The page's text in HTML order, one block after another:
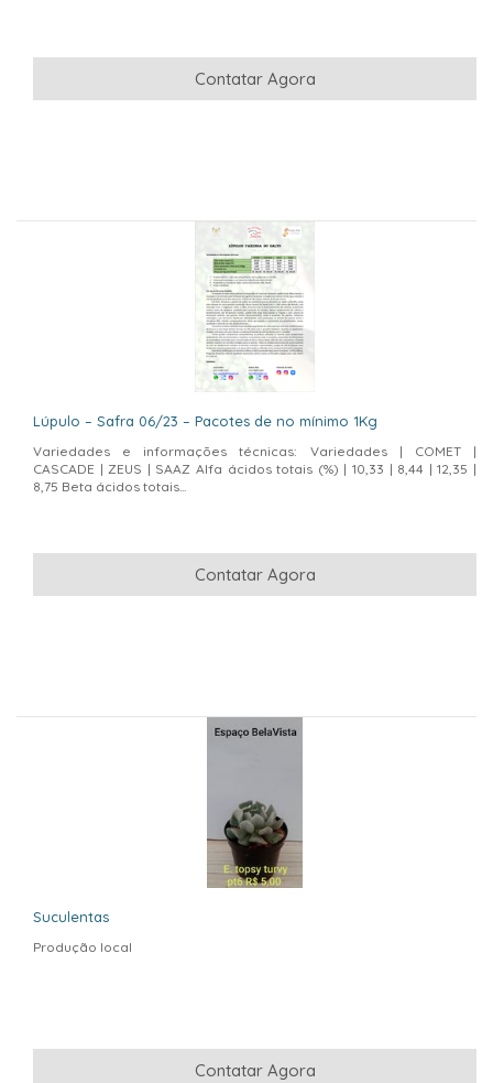
Contatar Agora
Lúpulo – Safra 06/23 – Pacotes de no mínimo 1Kg
Variedades e informações técnicas: Variedades | COMET |
CASCADE | ZEUS | SAAZ Alfa ácidos totais (%) | 10,33 | 8,44 | 12,35 |
8,75 Beta ácidos totais...
Contatar Agora
Suculentas
Produção local
Contatar Agora